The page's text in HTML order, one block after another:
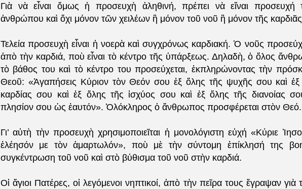
Γιὰ νὰ εἶναι ὅμως ἡ προσευχὴ ἀληθινή, πρέπει νὰ εἴναι προσευχή
ἀνθρώπου καὶ ὄχι μόνον τῶν χειλέων ἢ μόνον τοῦ νοῦ ἢ μόνον τῆς
Τελεία προσευχὴ εἶναι ἡ νοερὰ καὶ συγχρόνως καρδιακή. Ὁ νοῦς
ἀπὸ τὴν καρδιά, ποὺ εἶναι τὸ κέντρο τῆς ὑπάρξεως. Δηλαδὴ, ὁ ὅλος
τὸ βάθος του καὶ τὸ κέντρο του προσεύχεται, ἐκπληρώνοντας τὴν
Θεοῦ: «Ἀγαπήσεις Κύριον τὸν Θεόν σου ἐξ ὅλης τῆς ψυχῆς σου καὶ ἐξ
καρδίας σου καὶ ἐξ ὅλης τῆς ἰσχύος σου καὶ ἐξ ὅλης τῆς διανοίας
πλησίον σου ὡς ἑαυτόν». Ὁλόκληρος ὁ ἄνθρωπος προσφέρεται στὸν Θεό.
Γι’ αὐτὴ τὴν προσευχὴ χρησιμοποιεῖται ἠ μονολόγιστη εὐχή «Κύριε
ἐλέησόν με τὸν ἁμαρτωλόν», ποὺ μὲ τὴν σύντομη ἐπίκλησή της
συγκέντρωση τοῦ νοῦ καὶ στὸ βύθισμα τοῦ νοῦ στὴν καρδιά.
Οἱ ἅγιοι Πατέρες, οἱ λεγόμενοι νηπτικοί, ἀπὸ τὴν πεῖρα τους ἔγραψαν γιὰ